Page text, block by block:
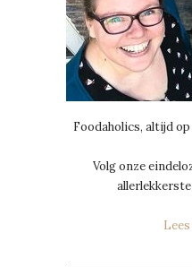
Foodaholics, altijd
Volg onze
Lees